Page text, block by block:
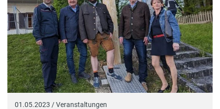
01.05.2023 / Veranstaltungen